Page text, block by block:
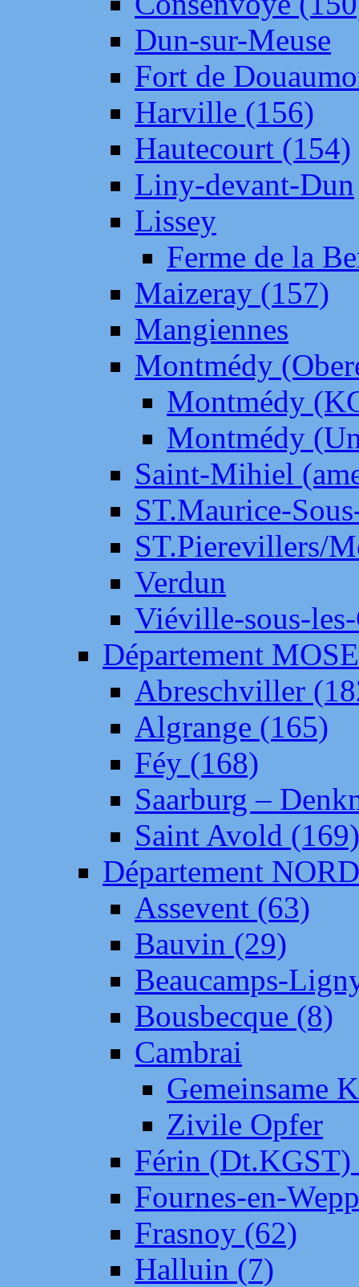
Dun-sur-Meuse
Fort de
Harville (156)
Hautecourt (154)
Liny-devant-Dun
Lissey
Ferme de la
Maizeray (157)
Mangiennes
Montmédy
Montmédy
Montmédy
Saint-Mihiel
ST.Maurice-
ST.Pierevillers/
Verdun
Viéville-sous-
Département
Abreschviller
Algrange (165)
Féy (168)
Saarburg –
Saint Avold (169)
Département NORD
Assevent (63)
Bauvin (29)
Beaucamps-
Bousbecque (8)
Cambrai
Gemeinsame
Zivile Opfer
Férin (Dt.KGST)
Fournes-en-
Frasnoy (62)
Halluin (7)